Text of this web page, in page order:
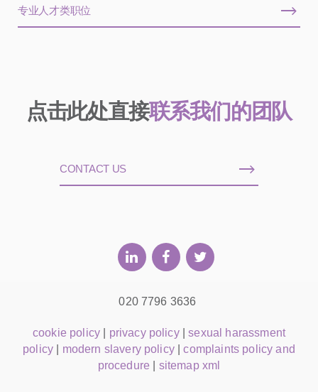
专业人才类职位
点击此处直接联系我们的团队
CONTACT US
020 7796 3636
cookie policy privacy policy|sexual harassment
policy
modern slavery policy|complaints policy and
procedure
sitemap xml